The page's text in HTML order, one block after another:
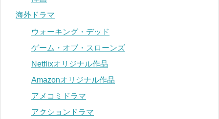
海外ドラマ
ウォーキング・デッド
ゲーム・オブ・スローンズ
Netflixオリジナル作品
Amazonオリジナル作品
アメコミドラマ
アクションドラマ